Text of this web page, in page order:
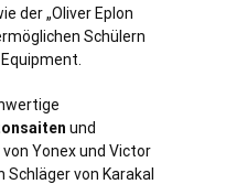
der „Oliver Eplon
Schülern
und
von Yonex und Victor
von Karakal